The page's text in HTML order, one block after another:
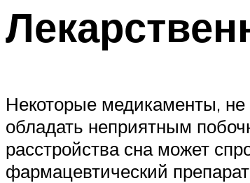
Некоторые медикаменты, не
обладать неприятным
расстройства сна может
фармацевтический